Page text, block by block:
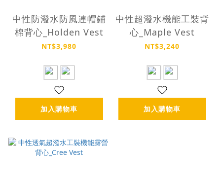
中性防潑水防風連帽鋪
棉背心_Holden Vest
NT$3,980
加入購物車
中性超潑水機能工裝背
心_Maple Vest
NT$3,240
加入購物車